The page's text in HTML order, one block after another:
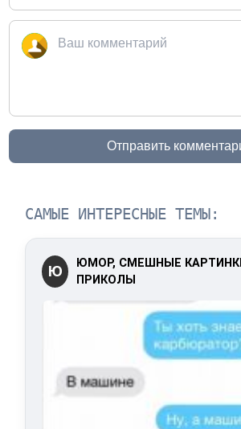
Отправить
САМЫЕ ИНТЕРЕСНЫЕ ТЕМЫ:
Ю
ЮМОР, СМЕШНЫЕ
ПРИКОЛЫ